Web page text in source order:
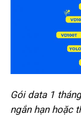
Gói data 1
ngắn hạn hoặc